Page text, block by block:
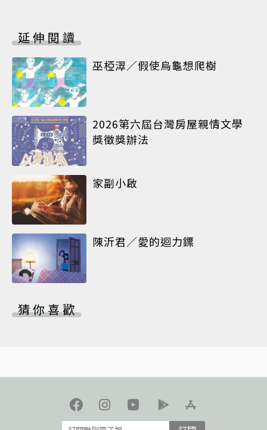
延伸閱讀
巫椏濢／假使烏龜想爬樹
2026第六屆台灣房屋親情文學
獎徵獎辦法
家副小啟
陳沂君／愛的迴力鏢
猜你喜歡